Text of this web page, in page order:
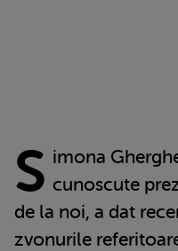
S imona
cunoscute
de la noi, a dat
zvonurile